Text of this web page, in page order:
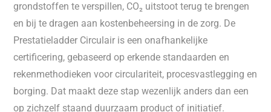
grondstoffen te verspillen, CO₂ uitstoot terug te brengen
en bij te dragen aan kostenbeheersing in de zorg. De
Prestatieladder Circulair is een onafhankelijke
certificering, gebaseerd op erkende standaarden en
rekenmethodieken voor circulariteit, procesvastlegging en
borging. Dat maakt deze stap wezenlijk anders dan een
op zichzelf staand duurzaam product of initiatief.